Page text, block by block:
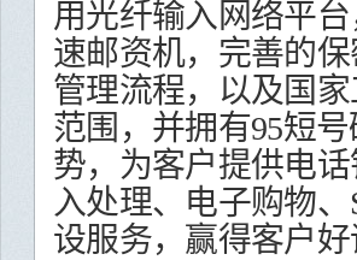
用光纤输入网络平
速邮资机，完善的
管理流程，以及国
范围，并拥有95短
势，为客户提供电
入处理、电子购物、
设服务，赢得客户